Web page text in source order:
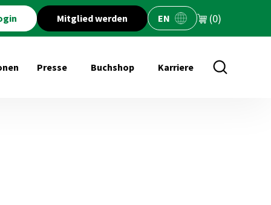
Mitglied werden EN (0)
Presse Buchshop
Untermenü öffnen für
Karriere